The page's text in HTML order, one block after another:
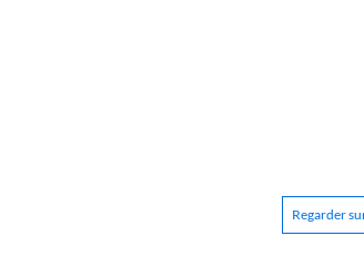
Regarder